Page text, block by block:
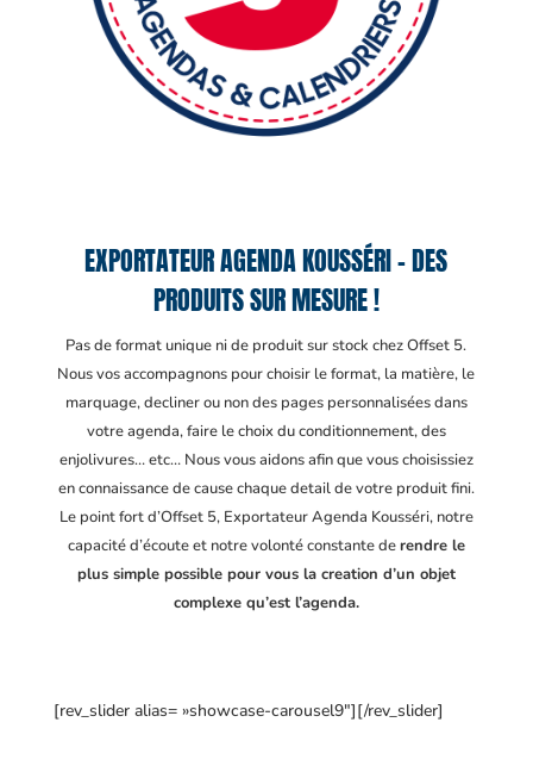
EXPORTATEUR AGENDA KOUSSÉRI – DES
PRODUITS SUR MESURE !
Pas de format unique ni de produit sur stock chez Offset 5.
Nous vos accompagnons pour choisir le format, la matière, le
marquage, decliner ou non des pages personnalisées dans
votre agenda, faire le choix du conditionnement, des
enjolivures… etc… Nous vous aidons afin que vous choisissiez
en connaissance de cause chaque detail de votre produit fini.
Le point fort d’Offset 5, Exportateur Agenda Kousséri, notre
capacité d’écoute et notre volonté constante derendre le
plus simple possible pour vous la creation d’un objet
complexe qu’est l’agenda.
[rev_slider alias= »showcase-carousel9″][/rev_slider]